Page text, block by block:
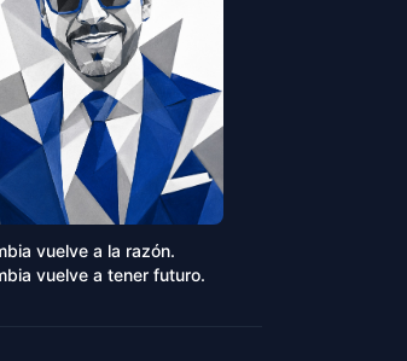
vuelve a la razón.
vuelve a tener futuro.